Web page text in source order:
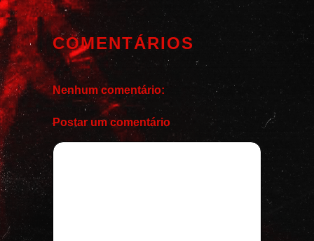
COMENTÁRIOS
Nenhum comentário:
Postar um comentário